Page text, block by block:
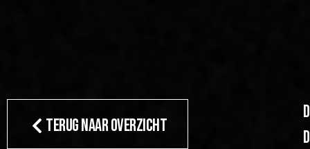
TERUG NAAR OVERZICHT